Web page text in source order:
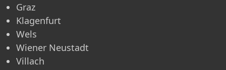
Graz
Klagenfurt
Wels
Wiener Neustadt
Villach